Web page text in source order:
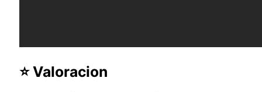
⭐ Valoracion